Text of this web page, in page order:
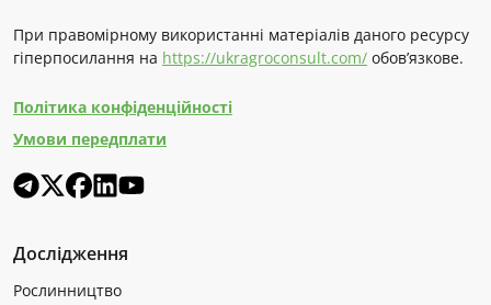
При правомірному використанні матеріалів даного ресурсу
гіперпосилання на https://ukragroconsult.com/ обов’язкове.
Політика конфіденційності
Умови передплати
Дослідження
Рослинництво